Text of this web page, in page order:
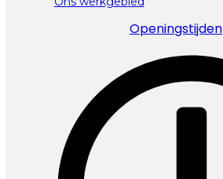
Openingstijden